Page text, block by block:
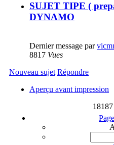
SUJET TIPE (
DYNAMO
Dernier message par
8817 Vues
Nouveau sujet Répondre
Aperçu avant impression
18187
Page